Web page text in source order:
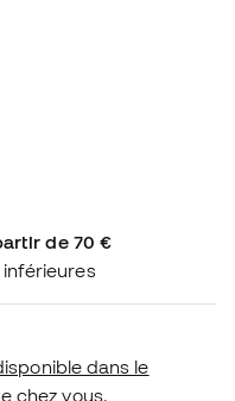
de 70 €
dans le
chez vous.